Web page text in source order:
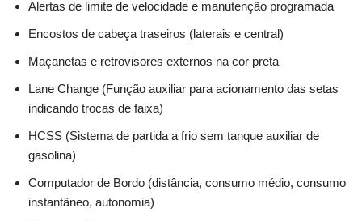
Alertas de limite de velocidade e manutenção programada
Encostos de cabeça traseiros (laterais e central)
Maçanetas e retrovisores externos na cor preta
Lane Change (Função auxiliar para acionamento das setas
indicando trocas de faixa)
HCSS (Sistema de partida a frio sem tanque auxiliar de
gasolina)
Computador de Bordo (distância, consumo médio, consumo
instantâneo, autonomia)